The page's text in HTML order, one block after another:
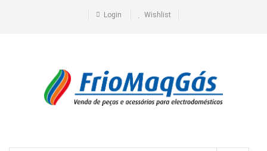
Login Wishlist